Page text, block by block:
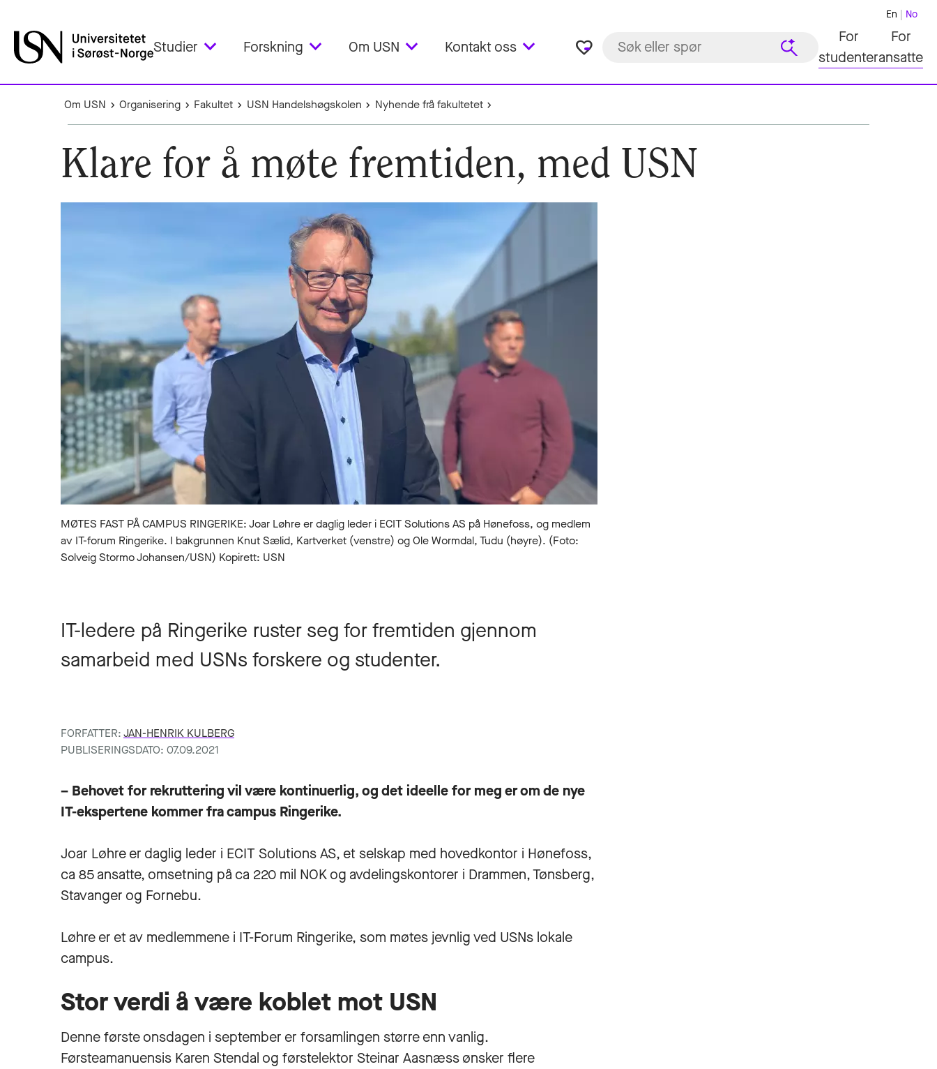
Studier Forskning Om USN Kontakt oss favorite_border
En No
For
studenter
For
ansatte
Om USN Organisering Fakultet USN Handelshøgskolen Nyhende frå fakultetet
Klare for å møte fremtiden, med USN
MØTES FAST PÅ CAMPUS RINGERIKE: Joar Løhre er daglig leder i ECIT Solutions AS på Hønefoss, og medlem
av IT-forum Ringerike. I bakgrunnen Knut Sælid, Kartverket (venstre) og Ole Wormdal, Tudu (høyre). (Foto:
Solveig Stormo Johansen/USN) Kopirett: USN
IT-ledere på Ringerike ruster seg for fremtiden gjennom
samarbeid med USNs forskere og studenter.
FORFATTER:JAN-HENRIK KULBERG
PUBLISERINGSDATO: 07.09.2021
– Behovet for rekruttering vil være kontinuerlig, og det ideelle for meg er om de nye
IT-ekspertene kommer fra campus Ringerike.
Joar Løhre er daglig leder i ECIT Solutions AS, et selskap med hovedkontor i Hønefoss,
ca 85 ansatte, omsetning på ca 220 mil NOK og avdelingskontorer i Drammen, Tønsberg,
Stavanger og Fornebu.
Løhre er et av medlemmene i IT-Forum Ringerike, som møtes jevnlig ved USNs lokale
campus.
Stor verdi å være koblet mot USN
Denne første onsdagen i september er forsamlingen større enn vanlig.
Førsteamanuensis Karen Stendal og førstelektor Steinar Aasnæss ønsker flere